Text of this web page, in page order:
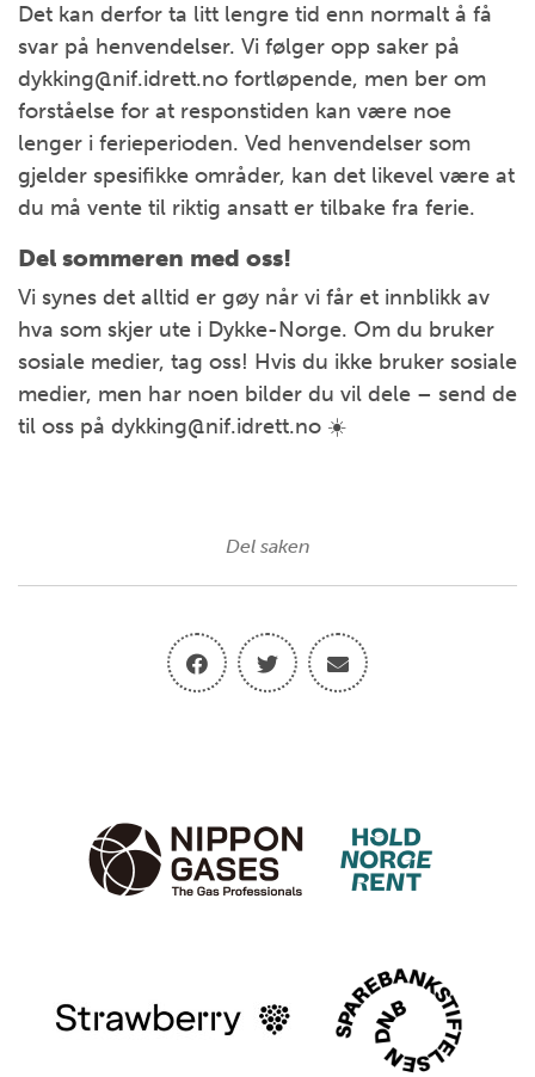
Det kan derfor ta litt lengre tid enn normalt å få
svar på henvendelser. Vi følger opp saker på
dykking@nif.idrett.no fortløpende, men ber om
forståelse for at responstiden kan være noe
lenger i ferieperioden. Ved henvendelser som
gjelder spesifikke områder, kan det likevel være at
du må vente til riktig ansatt er tilbake fra ferie.
Del sommeren med oss!
Vi synes det alltid er gøy når vi får et innblikk av
hva som skjer ute i Dykke-Norge. Om du bruker
sosiale medier, tag oss! Hvis du ikke bruker sosiale
medier, men har noen bilder du vil dele – send de
til oss på dykking@nif.idrett.no ☀️
Del saken